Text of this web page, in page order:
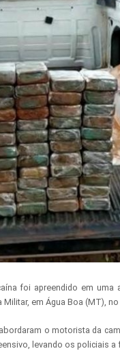
foi apreendido em uma
em Água Boa (MT), no
o motorista da
levando os policiais a